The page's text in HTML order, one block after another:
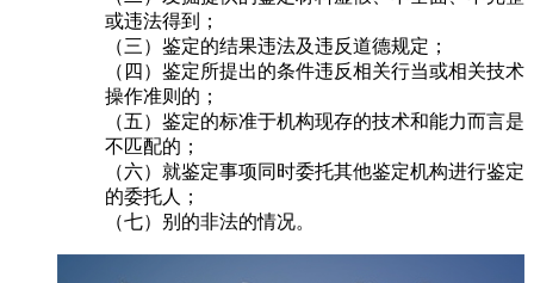
或违法得到；
（三）鉴定的结果违法及违反道德规定；
（四）鉴定所提出的条件违反相关行当或相关技术
操作准则的；
（五）鉴定的标准于机构现存的技术和能力而言是
不匹配的；
（六）就鉴定事项同时委托其他鉴定机构进行鉴定
的委托人；
（七）别的非法的情况。